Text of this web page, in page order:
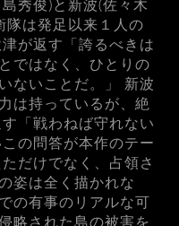
秀俊)と新波(佐々木
隊は発足以来１人の
が返す「誇るべきは
ではなく、ひとりの
ないことだ。」 新波
は持っているが、絶
「戦わねば守れない
の問答が本作のテー
だけでなく、占領さ
姿は全く描かれな
の有事のリアルな可
略された島の被害を